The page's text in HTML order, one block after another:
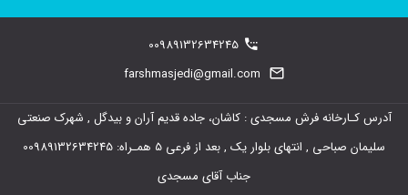
می
باشد.
00989132634245
farshmasjedi@gmail.com
آدرس کـارخانه فرش مسجدی : کاشان، جاده قدیم آران و بیدگل , شهرک صنعتی
سلیمان صباحی , انتهای بلوار یک , بعد از فرعی 5 همـراه: 00989132634245
جناب آقای مسجدی